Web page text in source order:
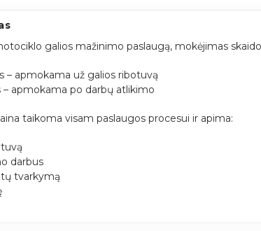
galios mažinimo paslaugą, mokėjimas
– apmokama už galios ribotuvą
– apmokama po darbų atlikimo
taikoma visam paslaugos procesui ir apima:
darbus
tvarkymą